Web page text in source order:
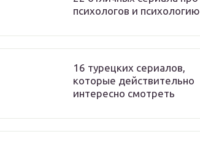
психологов и психологию
16 турецких сериалов,
которые действительно
интересно смотреть